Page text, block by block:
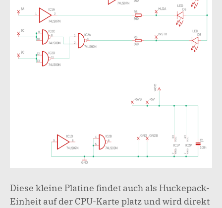
Diese kleine Platine findet auch als Huckepack-
Einheit auf der CPU-Karte platz und wird direkt